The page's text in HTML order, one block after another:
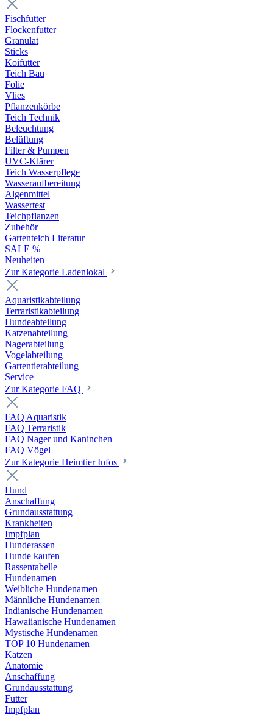
Fischfutter
Flockenfutter
Granulat
Sticks
Koifutter
Teich Bau
Folie
Vlies
Pflanzenkörbe
Teich Technik
Beleuchtung
Belüftung
Filter & Pumpen
UVC-Klärer
Teich Wasserpflege
Wasseraufbereitung
Algenmittel
Wassertest
Teichpflanzen
Zubehör
Gartenteich Literatur
SALE %
Neuheiten
Zur Kategorie Ladenlokal
Aquaristikabteilung
Terraristikabteilung
Hundeabteilung
Katzenabteilung
Nagerabteilung
Vogelabteilung
Gartentierabteilung
Service
Zur Kategorie FAQ
FAQ Aquaristik
FAQ Terraristik
FAQ Nager und Kaninchen
FAQ Vögel
Zur Kategorie Heimtier Infos
Hund
Anschaffung
Grundausstattung
Krankheiten
Impfplan
Hunderassen
Hunde kaufen
Rassentabelle
Hundenamen
Weibliche Hundenamen
Männliche Hundenamen
Indianische Hundenamen
Hawaiianische Hundenamen
Mystische Hundenamen
TOP 10 Hundenamen
Katzen
Anatomie
Anschaffung
Grundausstattung
Futter
Impfplan